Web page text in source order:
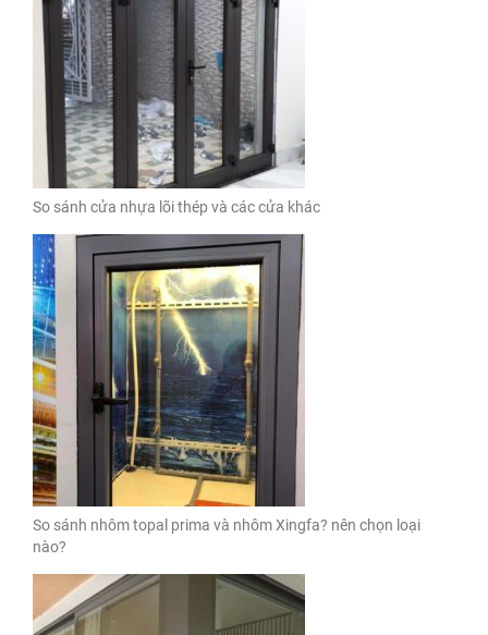
So sánh cửa nhựa lõi thép và các cửa khác
So sánh nhôm topal prima và nhôm Xingfa? nên chọn loại
nào?